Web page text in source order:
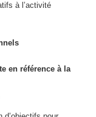
à l’activité
en référence à la